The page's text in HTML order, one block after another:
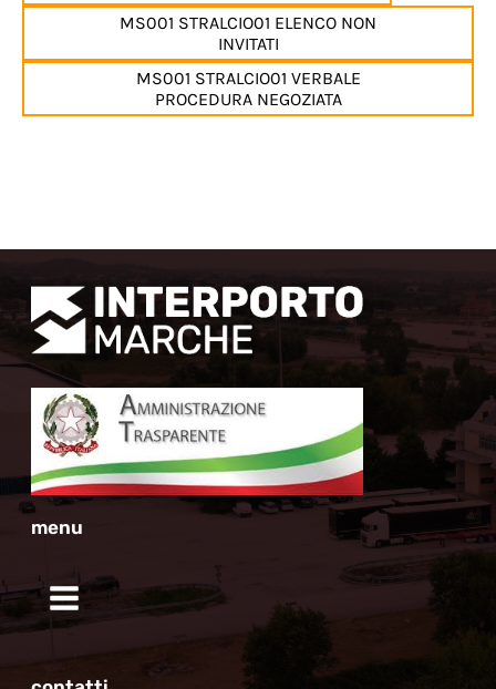
MS001 STRALCIO01 ELENCO NON
INVITATI
MS001 STRALCIO01 VERBALE
PROCEDURA NEGOZIATA
menu